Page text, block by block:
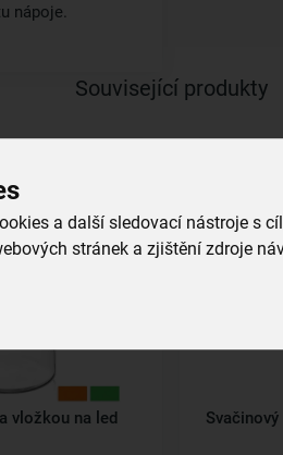
a další sledovací nástroje s
stránek a zjištění zdroje
nápoje.
Související produkty
vložkou na led